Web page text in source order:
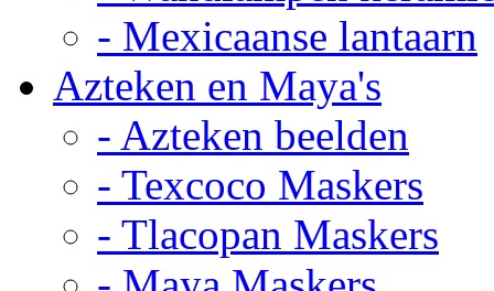
- Mexicaanse lantaarn
Azteken en Maya's
- Azteken beelden
- Texcoco Maskers
- Tlacopan Maskers